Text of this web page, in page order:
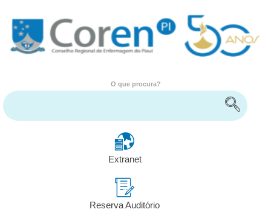
O que procura?
Extranet
Reserva Auditório